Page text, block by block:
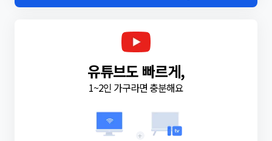
유튜브도 빠르게,
1~2인 가구라면 충분해요
+